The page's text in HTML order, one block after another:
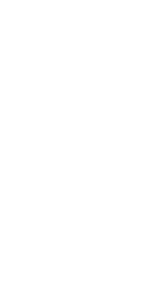
tem o objetivo
as crianças
material para
de recursos
nossa prefeita
nossos alunos
Brandão.”
alunado estamos